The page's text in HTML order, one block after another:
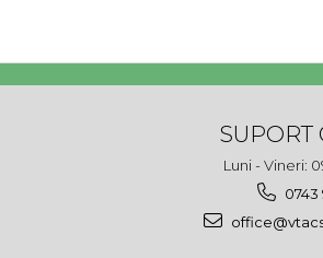
SUPORT
Luni - Vineri:
0743